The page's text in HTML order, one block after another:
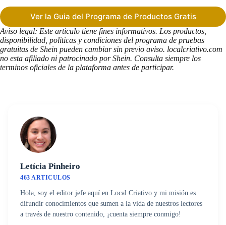
Ver la Guia del Programa de Productos Gratis
Aviso legal: Este articulo tiene fines informativos. Los productos,
disponibilidad, politicas y condiciones del programa de pruebas
gratuitas de Shein pueden cambiar sin previo aviso. localcriativo.com
no esta afiliado ni patrocinado por Shein. Consulta siempre los
terminos oficiales de la plataforma antes de participar.
Letícia Pinheiro
463 ARTICULOS
Hola, soy el editor jefe aquí en Local Criativo y mi misión es
difundir conocimientos que sumen a la vida de nuestros lectores
a través de nuestro contenido, ¡cuenta siempre conmigo!